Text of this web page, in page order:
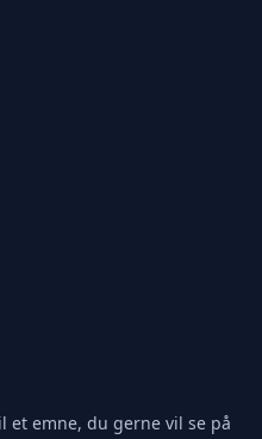
et emne, du gerne vil se på